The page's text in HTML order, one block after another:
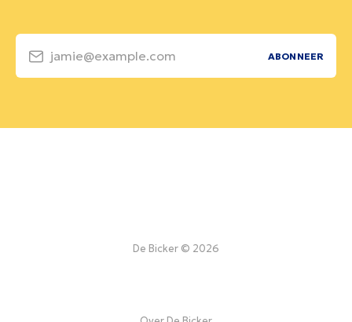
jamie@example.com ABONNEER
De Bicker © 2026